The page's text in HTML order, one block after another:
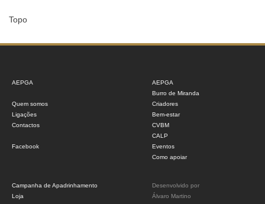
Topo
AEPGA
Quem somos
Ligações
Contactos
Facebook
AEPGA
Burro de Miranda
Criadores
Bem-estar
CVBM
CALP
Eventos
Como apoiar
Campanha de Apadrinhamento
Loja
Desenvolvido por
Álvaro Martino